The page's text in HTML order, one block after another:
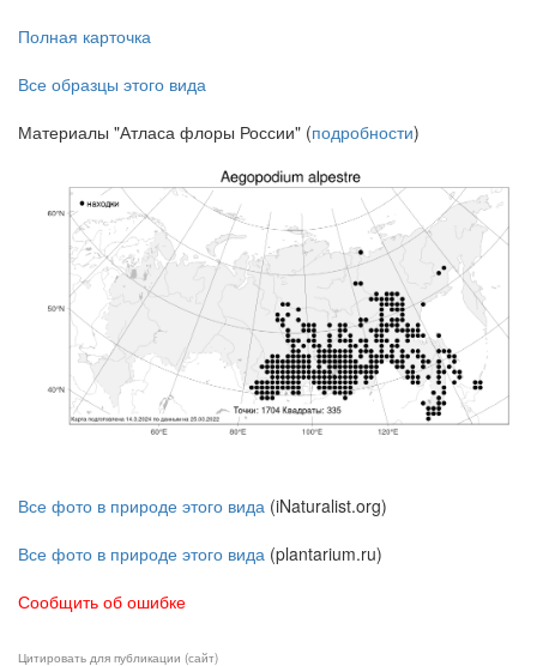
Полная карточка
Все образцы этого вида
Материалы "Атласа флоры России" (подробности)
Все фото в природе этого вида (iNaturalist.org)
Все фото в природе этого вида (plantarium.ru)
Сообщить об ошибке
Цитировать для публикации (сайт)